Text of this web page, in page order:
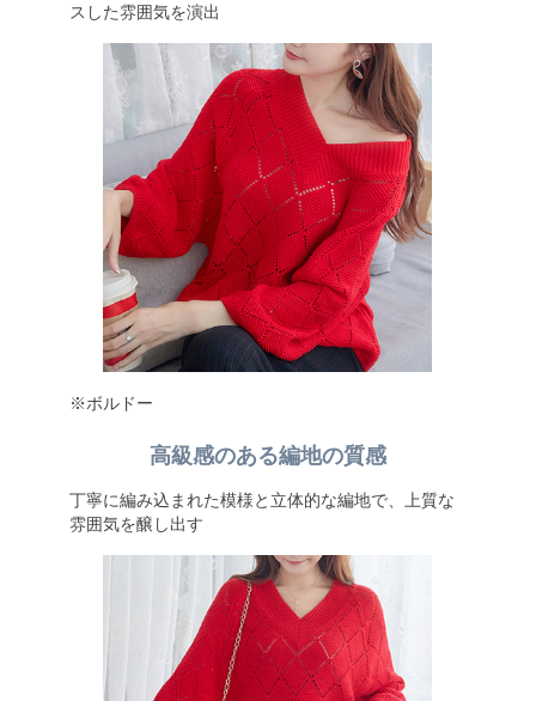
スした雰囲気を演出
※ボルドー
高級感のある編地の質感
丁寧に編み込まれた模様と立体的な編地で、上質な
雰囲気を醸し出す